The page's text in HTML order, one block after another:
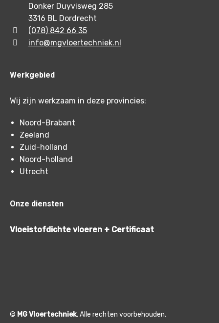
Donker Duyvisweg 285
3316 BL Dordrecht
(078) 842 66 35
info@mgvloertechniek.nl
Werkgebied
Wij zijn werkzaam in deze provincies:
Noord-Brabant
Zeeland
Zuid-holland
Noord-holland
Utrecht
Onze diensten
Vloeistofdichte vloeren + Certificaat
© MG Vloertechniek. Alle rechten voorbehouden.